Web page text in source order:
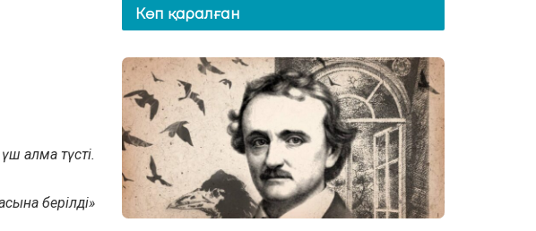
алма түсті.
берілді»
Көп қаралған